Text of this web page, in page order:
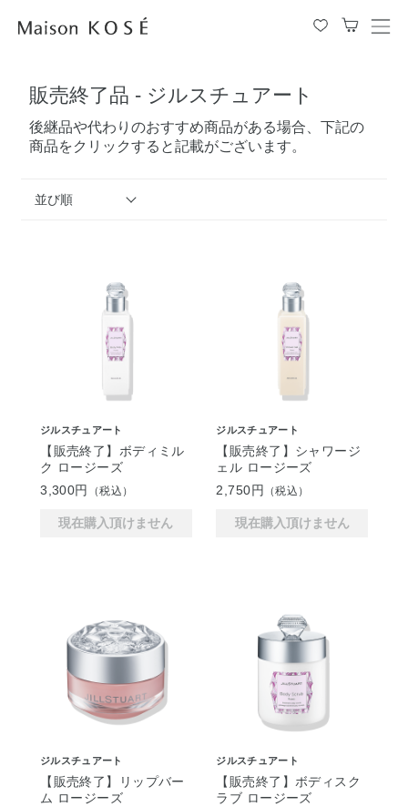
メ
販売終了品 - ジルスチュアート
後継品や代わりのおすすめ商品がある場合、下記の
商品をクリックすると記載がございます。
並び順
ジルスチュアート
【販売終了】ボディミル
ク ロージーズ
3,300円
（税込）
現在購入頂けません
ジルスチュアート
【販売終了】シャワージ
ェル ロージーズ
2,750円
（税込）
現在購入頂けません
ジルスチュアート
【販売終了】リップバー
ム ロージーズ
ジルスチュアート
【販売終了】ボディスク
ラブ ロージーズ